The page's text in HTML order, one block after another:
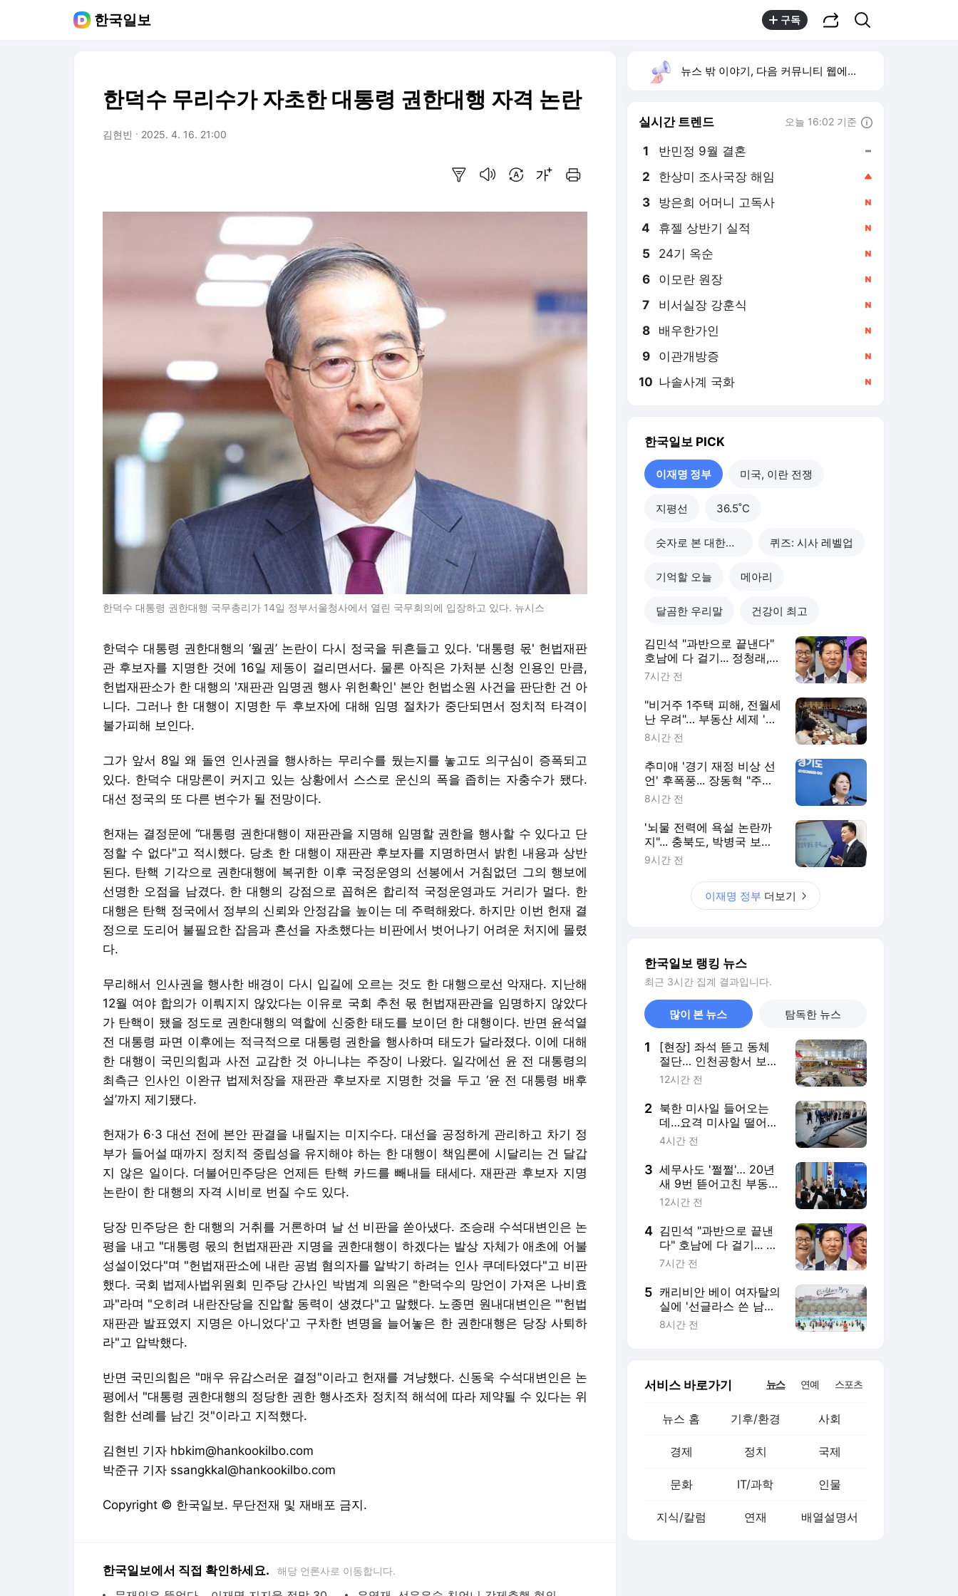
한국일보 구독
한덕수 무리수가 자초한 대통령 권한대행 자격 논란
김현빈 2025. 4. 16. 21:00
한덕수 대통령 권한대행 국무총리가 14일 정부서울청사에서 열린 국무회의에 입장하고 있다. 뉴시스
한덕수 대통령 권한대행의 ‘월권’ 논란이 다시 정국을 뒤흔들고 있다. '대통령 몫' 헌법재판
관 후보자를 지명한 것에 16일 제동이 걸리면서다. 물론 아직은 가처분 신청 인용인 만큼,
헌법재판소가 한 대행의 '재판관 임명권 행사 위헌확인' 본안 헌법소원 사건을 판단한 건 아
니다. 그러나 한 대행이 지명한 두 후보자에 대해 임명 절차가 중단되면서 정치적 타격이
불가피해 보인다.
그가 앞서 8일 왜 돌연 인사권을 행사하는 무리수를 뒀는지를 놓고도 의구심이 증폭되고
있다. 한덕수 대망론이 커지고 있는 상황에서 스스로 운신의 폭을 좁히는 자충수가 됐다.
대선 정국의 또 다른 변수가 될 전망이다.
헌재는 결정문에 “대통령 권한대행이 재판관을 지명해 임명할 권한을 행사할 수 있다고 단
정할 수 없다"고 적시했다. 당초 한 대행이 재판관 후보자를 지명하면서 밝힌 내용과 상반
된다. 탄핵 기각으로 권한대행에 복귀한 이후 국정운영의 선봉에서 거침없던 그의 행보에
선명한 오점을 남겼다. 한 대행의 강점으로 꼽혀온 합리적 국정운영과도 거리가 멀다. 한
대행은 탄핵 정국에서 정부의 신뢰와 안정감을 높이는 데 주력해왔다. 하지만 이번 헌재 결
정으로 도리어 불필요한 잡음과 혼선을 자초했다는 비판에서 벗어나기 어려운 처지에 몰렸
다.
무리해서 인사권을 행사한 배경이 다시 입길에 오르는 것도 한 대행으로선 악재다. 지난해
12월 여야 합의가 이뤄지지 않았다는 이유로 국회 추천 몫 헌법재판관을 임명하지 않았다
가 탄핵이 됐을 정도로 권한대행의 역할에 신중한 태도를 보이던 한 대행이다. 반면 윤석열
전 대통령 파면 이후에는 적극적으로 대통령 권한을 행사하며 태도가 달라졌다. 이에 대해
한 대행이 국민의힘과 사전 교감한 것 아니냐는 주장이 나왔다. 일각에선 윤 전 대통령의
최측근 인사인 이완규 법제처장을 재판관 후보자로 지명한 것을 두고 ‘윤 전 대통령 배후
설’까지 제기됐다.
헌재가 6·3 대선 전에 본안 판결을 내릴지는 미지수다. 대선을 공정하게 관리하고 차기 정
부가 들어설 때까지 정치적 중립성을 유지해야 하는 한 대행이 책임론에 시달리는 건 달갑
지 않은 일이다. 더불어민주당은 언제든 탄핵 카드를 빼내들 태세다. 재판관 후보자 지명
논란이 한 대행의 자격 시비로 번질 수도 있다.
당장 민주당은 한 대행의 거취를 거론하며 날 선 비판을 쏟아냈다. 조승래 수석대변인은 논
평을 내고 "대통령 몫의 헌법재판관 지명을 권한대행이 하겠다는 발상 자체가 애초에 어불
성설이었다"며 "헌법재판소에 내란 공범 혐의자를 알박기 하려는 인사 쿠데타였다"고 비판
했다. 국회 법제사법위원회 민주당 간사인 박범계 의원은 "한덕수의 망언이 가져온 나비효
과"라며 "오히려 내란잔당을 진압할 동력이 생겼다"고 말했다. 노종면 원내대변인은 "'헌법
재판관 발표였지 지명은 아니었다'고 구차한 변명을 늘어놓은 한 권한대행은 당장 사퇴하
라"고 압박했다.
반면 국민의힘은 "매우 유감스러운 결정"이라고 헌재를 겨냥했다. 신동욱 수석대변인은 논
평에서 "대통령 권한대행의 정당한 권한 행사조차 정치적 해석에 따라 제약될 수 있다는 위
험한 선례를 남긴 것"이라고 지적했다.
김현빈 기자 hbkim@hankookilbo.com
박준규 기자 ssangkkal@hankookilbo.com
Copyright © 한국일보. 무단전재 및 재배포 금지.
한국일보에서 직접 확인하세요. 해당 언론사로 이동합니다.
뉴스 밖 이야기, 다음 커뮤니티 웹에서 보기
실시간 트렌드 오늘 16:02 기준
1 반민정 9월 결혼
2 한상미 조사국장 해임
3 방은희 어머니 고독사
4 휴젤 상반기 실적
5 24기 옥순
6 이모란 원장
7 비서실장 강훈식
8 배우한가인
9 이관개방증
10 나솔사계 국화
한국일보 PICK
이재명 정부 미국, 이란 전쟁
지평선 36.5˚C
숫자로 본 대한민국 퀴즈: 시사 레벨업
기억할 오늘 메아리
달곰한 우리말 건강이 최고
김민석 "과반으로 끝낸다"
호남에 다 걸기... 정청래,
수도권서 '승리 피날레' 노
7시간 전
"비거주 1주택 피해, 전월세
난 우려"… 부동산 세제 '핀
셋' 보완 예고한 與
8시간 전
추미애 '경기 재정 비상 선
언' 후폭풍... 장동혁 "주범
은 이재명 전 지사"
8시간 전
'뇌물 전력에 욕설 논란까
지"... 충북도, 박병국 보좌
관 임명 강행 논란 확산
9시간 전
이재명 정부 더보기
한국일보 랭킹 뉴스
최근 3시간 집계 결과입니다.
많이 본 뉴스 탐독한 뉴스
1
[현장] 좌석 뜯고 동체
절단… 인천공항서 보잉
777이 100톤 화물기로
12시간 전
2 북한 미사일 들어오는
데…요격 미사일 떨어진
우크라이나
4시간 전
3 세무사도 '쩔쩔'… 20년
새 9번 뜯어고친 부동산
세금
12시간 전
4 김민석 "과반으로 끝낸
다" 호남에 다 걸기... 정
청래, 수도권서 '승리 피
7시간 전
5 캐리비안 베이 여자탈의
실에 '선글라스 쓴 남성'
신고, 경찰 추적
8시간 전
서비스 바로가기 뉴스 연예 스포츠
뉴스 홈 기후/환경 사회
경제 정치 국제
문화 IT/과학 인물
지식/칼럼 연재 배열설명서